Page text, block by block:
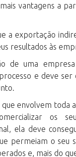
vantagens a
a exportação
resultados às
de uma
e deve ser
envolvem toda
os
ela deve
permeiam o seu
e, mais do